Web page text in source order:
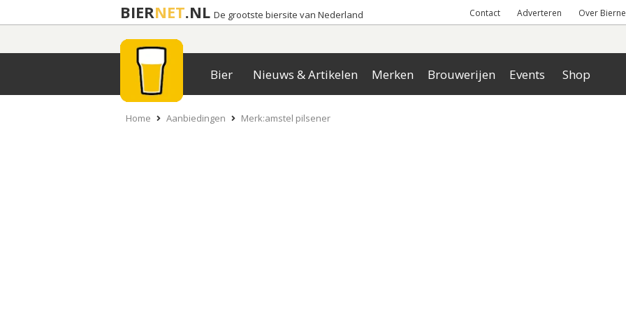
BIERNET.NL De grootste biersite van Nederland Contact Adverteren Over
Bier Nieuws & Artikelen Merken Brouwerijen Events Shop
Home Aanbiedingen Merk:amstel pilsener